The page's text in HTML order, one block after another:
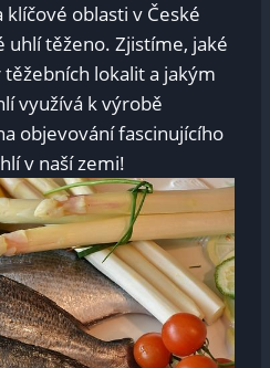
oblasti v České
uhlí těženo. Zjistíme, jaké
lokalit a jakým
využívá k výrobě
objevování fascinujícího
v naší zemi!